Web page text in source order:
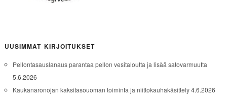
UUSIMMAT KIRJOITUKSET
Pellontasauslanaus parantaa pellon vesitaloutta ja lisää satovarmuutta
5.6.2026
Kaukanaronojan kaksitasouoman toiminta ja niittokauhakäsittely4.6.2026